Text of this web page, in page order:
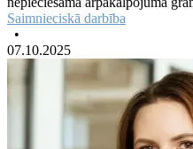
Saimnieciskā darbība
•
07.10.2025